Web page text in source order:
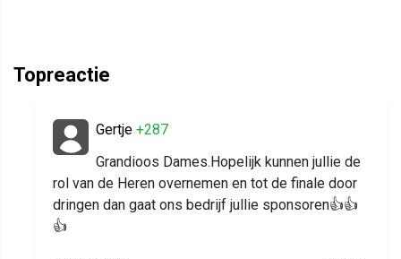
Topreactie
Gertje +287
Grandioos Dames.Hopelijk kunnen jullie de
rol van de Heren overnemen en tot de finale door
dringen dan gaat ons bedrijf jullie sponsoren👍👍
👍